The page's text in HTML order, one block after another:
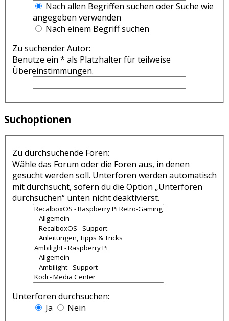
Nach allen Begriffen suchen oder Suche wie
angegeben verwenden
Nach einem Begriff suchen
Zu suchender Autor:
Benutze ein * als Platzhalter für teilweise
Übereinstimmungen.
Suchoptionen
Zu durchsuchende Foren:
Wähle das Forum oder die Foren aus, in denen
gesucht werden soll. Unterforen werden automatisch
mit durchsucht, sofern du die Option „Unterforen
durchsuchen“ unten nicht deaktivierst.
Unterforen durchsuchen:
Ja
Nein